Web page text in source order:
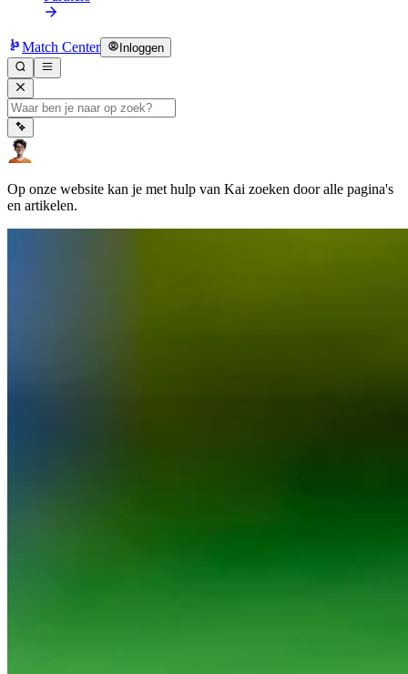
Match Center Inloggen
Op onze website kan je met hulp van Kai zoeken door alle pagina's
en artikelen.